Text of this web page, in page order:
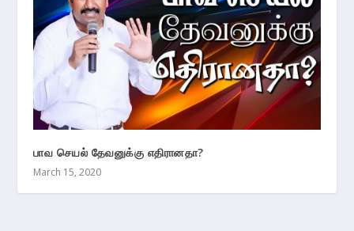
பாவ செயல் தேவனுக்கு எதிரானதா?
March 15, 2020